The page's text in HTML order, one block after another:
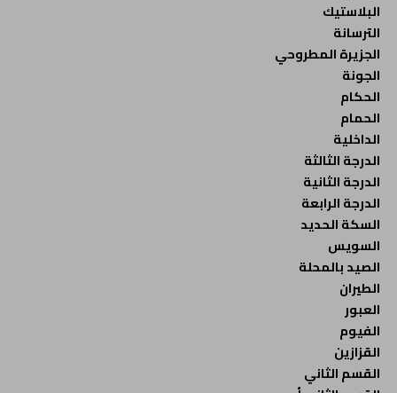
البلاستيك
الترسانة
الجزيرة المطروحي
الجونة
الحكام
الحمام
الداخلية
الدرجة الثالثة
الدرجة الثانية
الدرجة الرابعة
السكة الحديد
السويس
الصيد بالمحلة
الطيران
العبور
الفيوم
القزازين
القسم الثاني